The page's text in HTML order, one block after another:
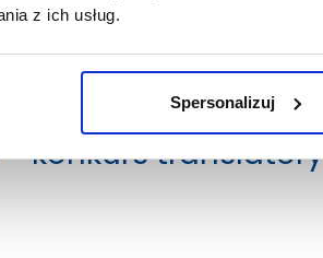
z ich usług.
Spersonalizuj
- konkurs